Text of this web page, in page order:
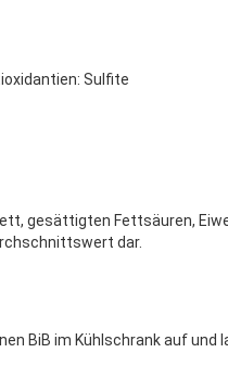
Sulfite
gesättigten Fettsäuren,
dar.
BiB im Kühlschrank auf